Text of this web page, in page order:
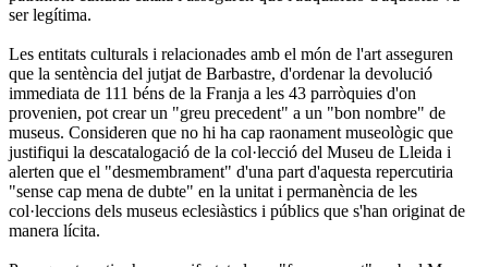
ser legítima.
Les entitats culturals i relacionades amb el món de l'art asseguren
que la sentència del jutjat de Barbastre, d'ordenar la devolució
immediata de 111 béns de la Franja a les 43 parròquies d'on
provenien, pot crear un "greu precedent" a un "bon nombre" de
museus. Consideren que no hi ha cap raonament museològic que
justifiqui la descatalogació de la col·lecció del Museu de Lleida i
alerten que el "desmembrament" d'una part d'aquesta repercutiria
"sense cap mena de dubte" en la unitat i permanència de les
col·leccions dels museus eclesiàstics i públics que s'han originat de
manera lícita.